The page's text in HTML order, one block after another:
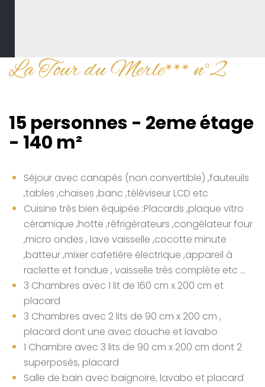
La Tour du Merle*** n°2
15 personnes - 2eme étage
- 140 m²
Séjour avec canapés (non convertible) ,fauteuils
,tables ,chaises ,banc ,téléviseur LCD etc
Cuisine très bien équipée :Placards ,plaque vitro
céramique ,hotte ,réfrigérateurs ,congélateur four
,micro ondes , lave vaisselle ,cocotte minute
,batteur ,mixer cafetière électrique ,appareil à
raclette et fondue , vaisselle très complète etc …
3 Chambres avec 1 lit de 160 cm x 200 cm et
placard
3 Chambres avec 2 lits de 90 cm x 200 cm ,
placard dont une avec douche et lavabo
1 Chambre avec 3 lits de 90 cm x 200 cm dont 2
superposés, placard
Salle de bain avec baignoire, lavabo et placard